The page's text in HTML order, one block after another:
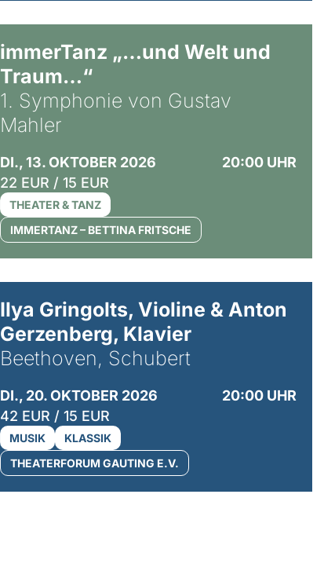
immerTanz „…und Welt und
Traum…“
1. Symphonie von Gustav
Mahler
DI., 13. OKTOBER 2026
20:00 UHR
22 EUR / 15 EUR
THEATER & TANZ
IMMERTANZ – BETTINA FRITSCHE
Ilya Gringolts, Violine & Anton
Gerzenberg, Klavier
Beethoven, Schubert
DI., 20. OKTOBER 2026
20:00 UHR
42 EUR / 15 EUR
MUSIK
KLASSIK
THEATERFORUM GAUTING E.V.